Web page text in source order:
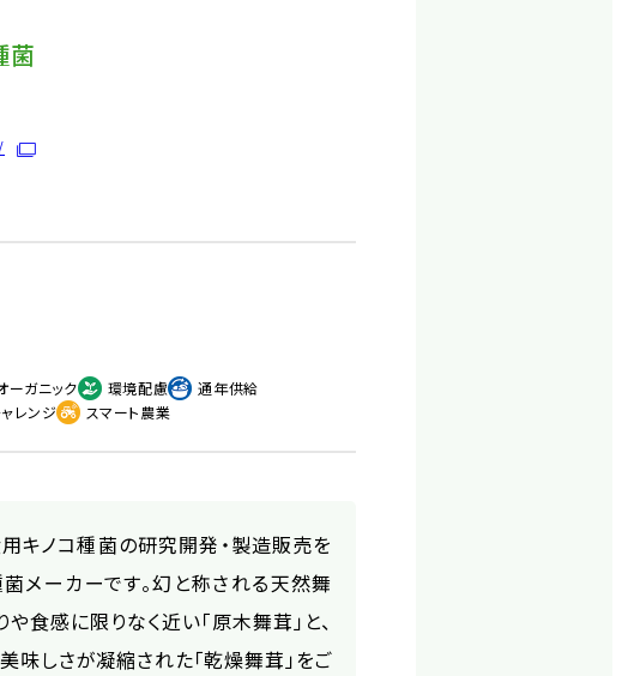
菌
ーガニック
環境配慮
通年供給
レンジ
スマート農業
キノコ種菌の研究開発・製造販売を
メーカーです。幻と称される天然舞
や食感に限りなく近い「原木舞茸」と、
味しさが凝縮された「乾燥舞茸」をご